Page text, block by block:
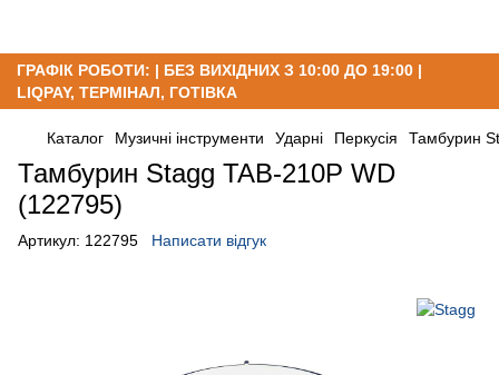
ГРАФІК РОБОТИ: | БЕЗ ВИХІДНИХ З 10:00 ДО 19:00 |
LIQPAY, ТЕРМІНАЛ, ГОТІВКА
Каталог Музичні інструменти Ударні Перкусія Тамбурин
Тамбурин Stagg TAB-210P WD
(122795)
Артикул: 122795 Написати відгук